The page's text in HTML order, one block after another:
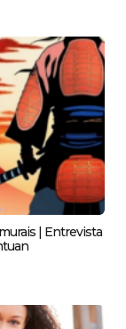
| Entrevista